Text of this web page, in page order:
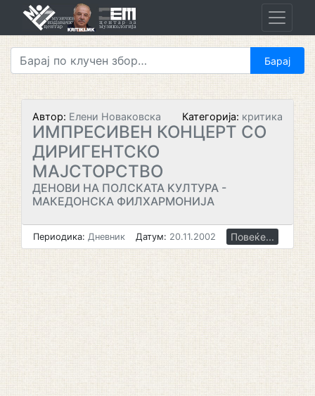
Автор: Елени Новаковска Категорија: критика
ИМПРЕСИВЕН КОНЦЕРТ СО
ДИРИГЕНТСКО
МАЈСТОРСТВО
ДЕНОВИ НА ПОЛСКАТА KУЛТУРА -
МАКЕДОНСКА ФИЛХАРМОНИЈА
Периодика: Дневник Датум: 20.11.2002 Повеќе...